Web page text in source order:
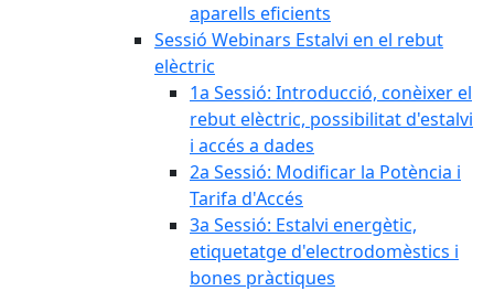
aparells eficients
Sessió Webinars Estalvi en el rebut
elèctric
1a Sessió: Introducció, conèixer el
rebut elèctric, possibilitat d'estalvi
i accés a dades
2a Sessió: Modificar la Potència i
Tarifa d'Accés
3a Sessió: Estalvi energètic,
etiquetatge d'electrodomèstics i
bones pràctiques